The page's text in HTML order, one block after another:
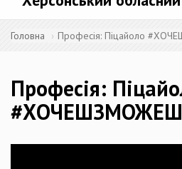
Головна Професія: Піцайоло
Професія: